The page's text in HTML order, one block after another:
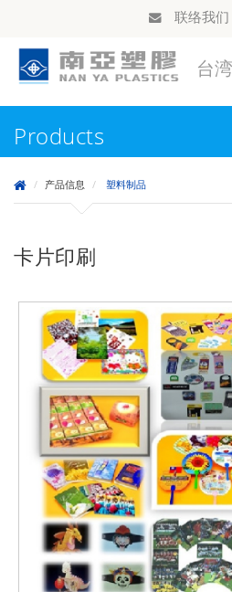
联络我们
台湾
Products
产品信息 塑料制品
卡片印刷